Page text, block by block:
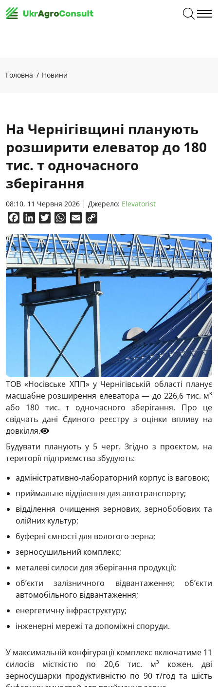
Головна Новини
На Чернігівщині планують
розширити елеватор до 180
тис. т одночасного
зберігання
08:10, 11 Червня 2026 Джерело: Elevatorist
FacebookLinkedInTwitterWhatsApp
Email
ТОВ «Носівське ХПП» у Чернігівській області планує
масшабне розширення елеватора — до 226,6 тис. м³
або 180 тис. т одночасного зберігання. Про це
свідчать дані Єдиного реєстру з оцінки впливу на
довкілля.
Будувати планують у 5 черг. Згідно з проєктом, на
території підприємства збудують:
адміністративно-лабораторний корпус із ваговою;
приймальне відділення для автотранспорту;
відділення очищення зернових, зернобобових та
олійних культур;
буферні ємності для вологого зерна;
зерносушильний комплекс;
металеві силоси для зберігання продукції;
об’єкти залізничного відвантаження; об’єкти
автомобільного відвантаження;
енергетичну інфраструктуру;
інженерні мережі та допоміжні споруди.
У максимальній конфігурації комплекс включатиме 11
силосів місткістю по 20,6 тис. м³ кожен, дві
зерносушарки продуктивністю по 90 т/год та шість